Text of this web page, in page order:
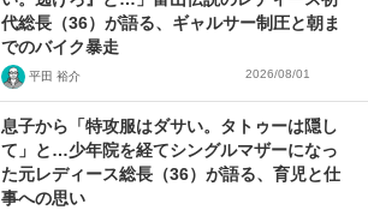
代総長（36）が語る、ギャルサー制圧と朝ま
でのバイク暴走
平田 裕介 2026/08/01
息子から「特攻服はダサい。タトゥーは隠し
て」と…少年院を経てシングルマザーになっ
た元レディース総長（36）が語る、育児と仕
事への思い